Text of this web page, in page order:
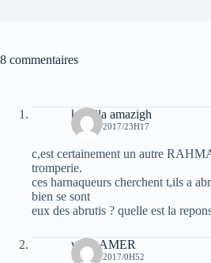
8 commentaires
koceila amazigh
11 MAI 2017/23H17
c,est certainement un autre
tromperie.
ces harnaqueurs cherchent t,ils a
bien se sont
eux des abrutis ? quelle est la
veriteAMER
12 MAI 2017/0H52